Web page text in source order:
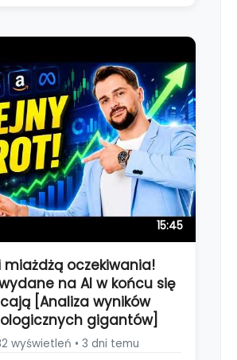
15:45
miażdżą oczekiwania!
na AI w końcu się
[Analiza wyników
gigantów]
wyświetleń • 3 dni temu